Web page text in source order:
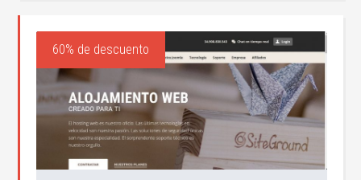
60% de descuento